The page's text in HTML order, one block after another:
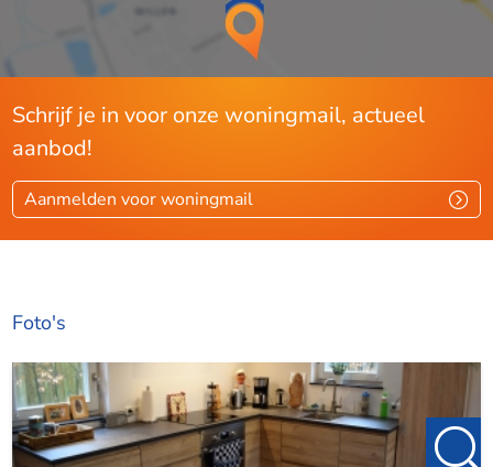
Schrijf je in voor onze woningmail, actueel
aanbod!
Aanmelden voor woningmail
Foto's